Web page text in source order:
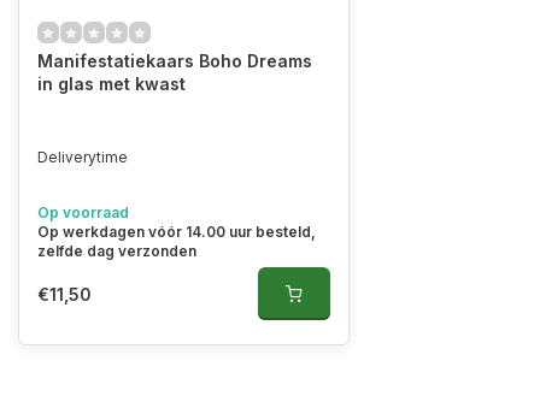
Manifestatiekaars Boho Dreams
in glas met kwast
Deliverytime
Op voorraad
Op werkdagen vóór 14.00 uur besteld,
zelfde dag verzonden
€11,50